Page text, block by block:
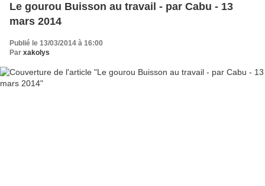
Le gourou Buisson au travail - par Cabu - 13
mars 2014
Publié le 13/03/2014 à 16:00
Par xakolys